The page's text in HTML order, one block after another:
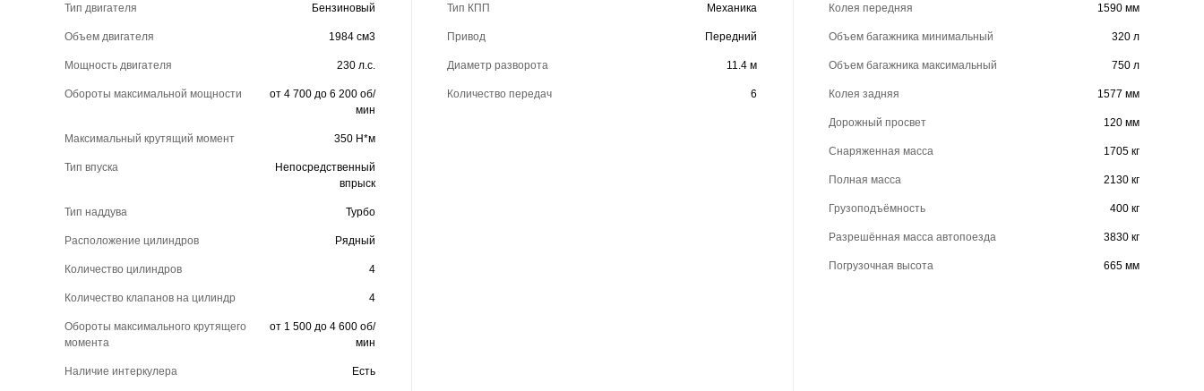
Тип двигателя Бензиновый
Объем двигателя 1984 см3
Мощность двигателя 230 л.с.
Обороты максимальной мощности
от 4 700 до 6 200 об/
мин
Максимальный крутящий момент 350 Н*м
Тип впуска
Непосредственный
впрыск
Тип наддува Турбо
Расположение цилиндров Рядный
Количество цилиндров 4
Количество клапанов на цилиндр 4
Обороты максимального крутящего
момента
от 1 500 до 4 600 об/
мин
Наличие интеркулера Есть
Тип КПП Механика
Привод Передний
Диаметр разворота 11.4 м
Количество передач 6
Колея передняя 1590 мм
Объем багажника минимальный 320 л
Объем багажника максимальный 750 л
Колея задняя 1577 мм
Дорожный просвет 120 мм
Снаряженная масса 1705 кг
Полная масса 2130 кг
Грузоподъёмность 400 кг
Разрешённая масса автопоезда 3830 кг
Погрузочная высота 665 мм